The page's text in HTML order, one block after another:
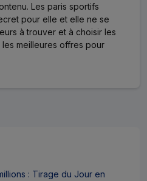
Les paris sportifs
pour elle et elle ne se
à trouver et à choisir les
meilleures offres pour
: Tirage du Jour en